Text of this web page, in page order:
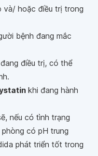
và/ hoặc điều trị trong
bệnh đang mắc
điều trị, có thể
khi đang hành
nếu có tình trạng
có pH trung
phát triển tốt trong